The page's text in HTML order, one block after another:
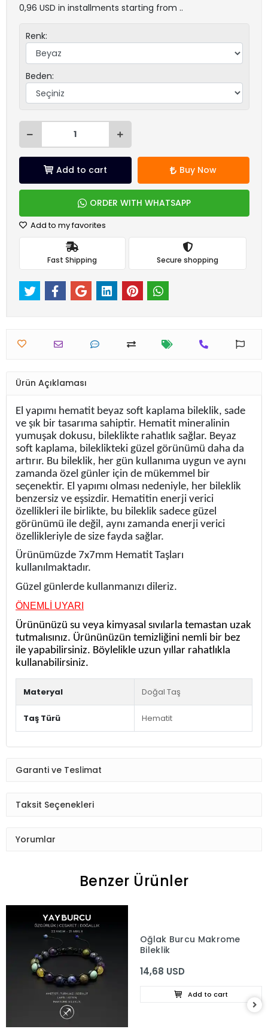
0,96 USD in installments starting from ..
Renk:
Beden:
Add to cart Buy Now
ORDER WITH WHATSAPP
Add to my favorites
Fast Shipping Secure shopping
Ürün Açıklaması
El yapımı hematit beyaz soft kaplama bileklik, sade
ve şık bir tasarıma sahiptir. Hematit mineralinin
yumuşak dokusu, bileklikte rahatlık sağlar. Beyaz
soft kaplama, bileklikteki güzel görünümü daha da
artırır. Bu bileklik, her gün kullanıma uygun ve aynı
zamanda özel günler için de mükemmel bir
seçenektir. El yapımı olması nedeniyle, her bileklik
benzersiz ve eşsizdir. Hematitin enerji verici
özellikleri ile birlikte, bu bileklik sadece güzel
görünümü ile değil, aynı zamanda enerji verici
özellikleriyle de size fayda sağlar.
Ürünümüzde 7x7mm Hematit Taşları
kullanılmaktadır.
Güzel günlerde kullanmanızı dileriz.
ÖNEMLİ UYARI
Ürününüzü su veya kimyasal sıvılarla temastan uzak
tutmalısınız. Ürününüzün temizliğini nemli bir bez
ile yapabilirsiniz. Böylelikle uzun yıllar rahatlıkla
kullanabilirsiniz.
Materyal Doğal Taş
Taş Türü Hematit
Garanti ve Teslimat
Taksit Seçenekleri
Yorumlar
Benzer Ürünler
Oğlak Burcu Makrome
Bileklik
14,68 USD
Add to cart